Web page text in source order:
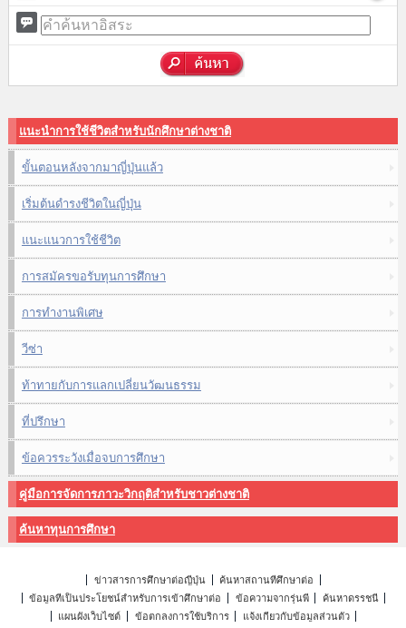
แนะนำการใช้ชีวิตสำหรับนักศึกษาต่างชาติ
ขั้นตอนหลังจากมาญี่ปุ่นแล้ว
เริ่มต้นดำรงชีวิตในญี่ปุ่น
แนะแนวการใช้ชีวิต
การสมัครขอรับทุนการศึกษา
การทำงานพิเศษ
วีซ่า
ท้าทายกับการแลกเปลี่ยนวัฒนธรรม
ที่ปรึกษา
ข้อควรระวังเมื่อจบการศึกษา
คู่มือการจัดการภาวะวิกฤติสำหรับชาวต่างชาติ
ค้นหาทุนการศึกษา
ข่าวสารการศึกษาต่อญี่ปุ่น
ค้นหาสถานที่ศึกษาต่อ
ข้อมูลที่เป็นประโยชน์สำหรับการเข้าศึกษาต่อ
ข้อความจากรุ่นพี่
ค้นหาดรรชนี
แผนผังเว็บไซต์
ข้อตกลงการใช้บริการ
แจ้งเกี่ยวกับข้อมูลส่วนตัว